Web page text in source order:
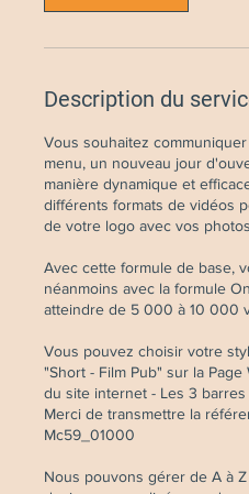
Description du
Vous souhaitez
menu, un nouveau jour
manière dynamique et
différents formats de vidéos
de votre logo avec vos
Avec cette formule de base,
néanmoins avec la formule
atteindre de 5 000 à 10 000
Vous pouvez choisir votre
"Short - Film Pub" sur la Page
du site internet - Les 3
Merci de transmettre la
Mc59_01000
Nous pouvons gérer de A à